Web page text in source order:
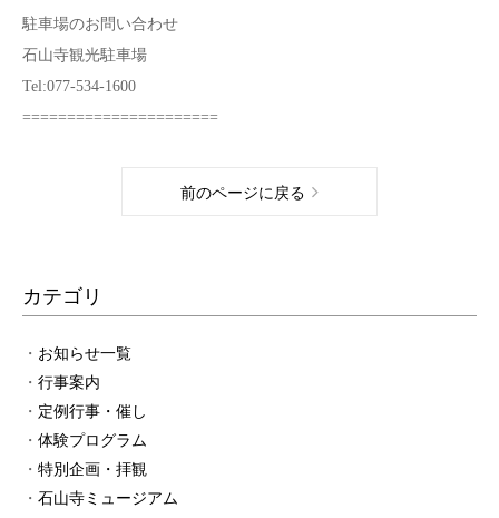
駐車場のお問い合わせ
石山寺観光駐車場
Tel:077-534-1600
======================
前のページに戻る
カテゴリ
お知らせ一覧
行事案内
定例行事・催し
体験プログラム
特別企画・拝観
石山寺ミュージアム